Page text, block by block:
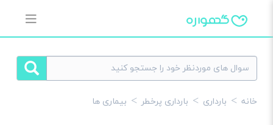
خانه بارداری بارداری پرخطر بیماری ها